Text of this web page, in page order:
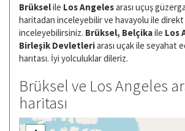
Brükselile Los Angelesarası uçuş
haritadan inceleyebilir ve havayolu ile direkt
inceleyebilirsiniz. Brüksel, Belçikaile Los
Birleşik Devletleriarası uçak ile seyahat
harıtası. İyi yolculuklar dileriz.
Brüksel ve Los Angeles
haritası